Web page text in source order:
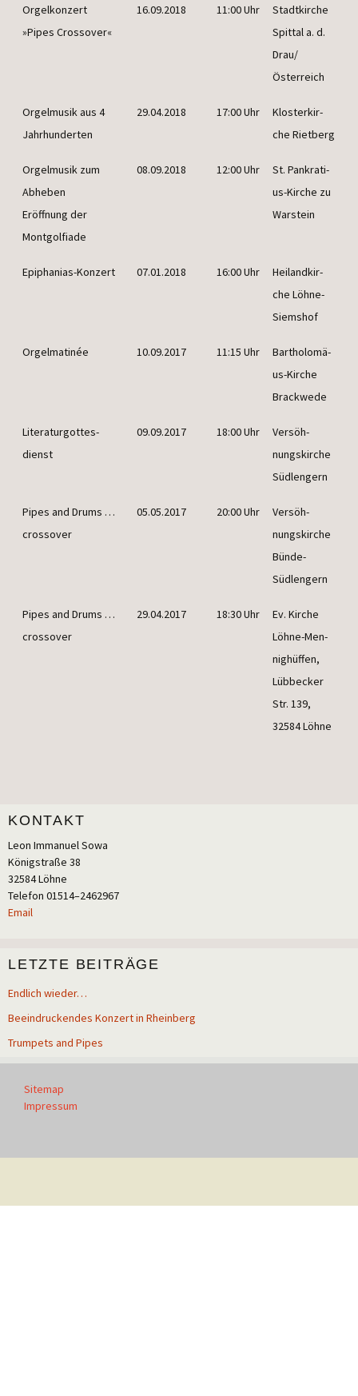
Orgel­kon­zert
»Pipes Crossover«
16.09.2018 11:00 Uhr
Stadt­kir­che
Spit­tal a. d.
Drau/
Österreich
Orgel­mu­sik aus 4
Jahrhunderten
29.04.2018 17:00 Uhr
Klos­ter­kir­
che Rietberg
Orgel­mu­sik zum
Abheben
Eröff­nung der
Montgolfiade
08.09.2018 12:00 Uhr
St. Pan­kra­ti­
us-Kir­che zu
Warstein
Epi­pha­ni­as-Kon­zert 07.01.2018 16:00 Uhr
Hei­land­kir­
che Löhne-
Siemshof
Orgel­ma­ti­née 10.09.2017 11:15 Uhr
Bar­tho­lo­mä­
us-Kir­che
Brackwede
Lite­ra­tur­got­tes­
dienst
09.09.2017 18:00 Uhr
Ver­söh­
nungs­kir­che
Südlengern
Pipes and Drums …
crossover
05.05.2017 20:00 Uhr
Ver­söh­
nungs­kir­che
Bünde-
Südlengern
Pipes and Drums …
crossover
29.04.2017 18:30 Uhr
Ev. Kir­che
Löh­ne-Men­
nig­hüf­fen,
Lüb­be­cker
Str. 139,
32584 Löhne
KONTAKT
Leon Imma­nu­el Sowa
König­stra­ße 38
32584 Löhne
Tele­fon 01514–2462967
Email
LETZTE BEITRÄGE
Endlich wieder…
Beeindruckendes Konzert in Rheinberg
Trumpets and Pipes
Sitemap
Impressum